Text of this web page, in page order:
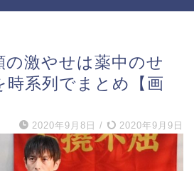
の激やせは薬中のせ
時系列でまとめ【画
2020年9月8日 / 2020年9月9日